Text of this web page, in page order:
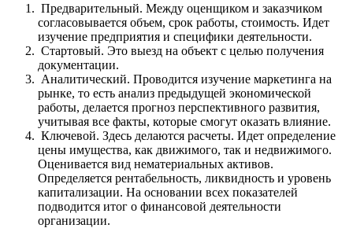
Предварительный. Между оценщиком и заказчиком
согласовывается объем, срок работы, стоимость. Идет
изучение предприятия и специфики деятельности.
Стартовый. Это выезд на объект с целью получения
документации.
Аналитический. Проводится изучение маркетинга на
рынке, то есть анализ предыдущей экономической
работы, делается прогноз перспективного развития,
учитывая все факты, которые смогут оказать влияние.
Ключевой. Здесь делаются расчеты. Идет определение
цены имущества, как движимого, так и недвижимого.
Оценивается вид нематериальных активов.
Определяется рентабельность, ликвидность и уровень
капитализации. На основании всех показателей
подводится итог о финансовой деятельности
организации.